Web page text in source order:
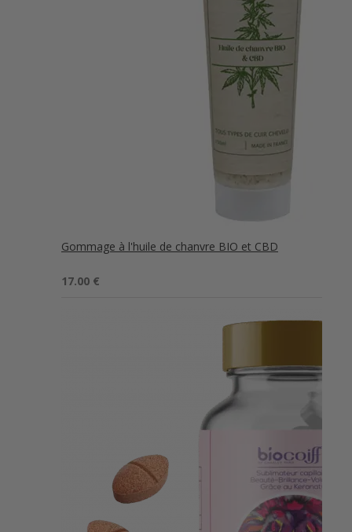
Gommage à l'huile de chanvre BIO et CBD
Note 5.00
17.00 €